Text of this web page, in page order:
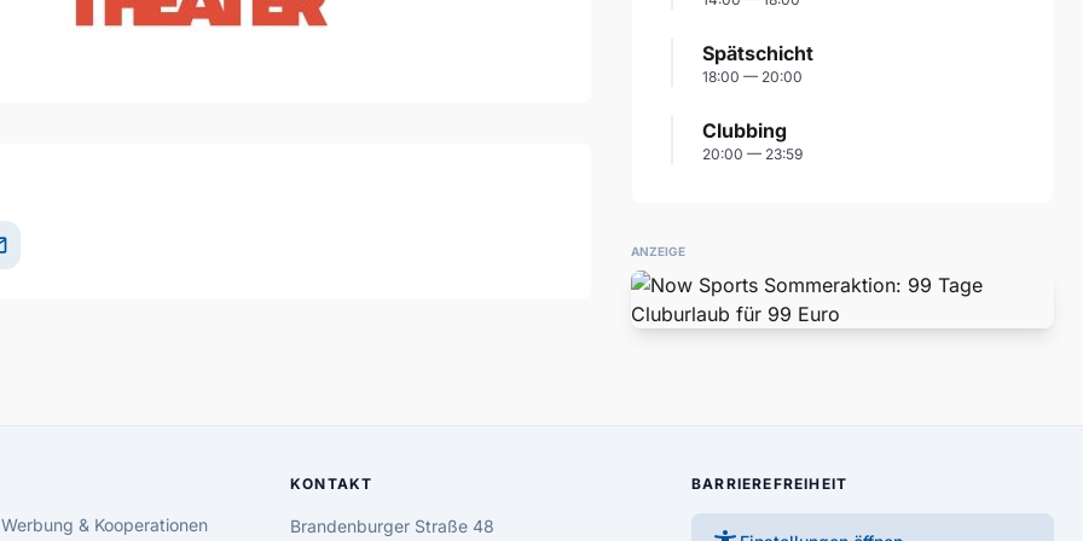
Spätschicht
18:00 — 20:00
Clubbing
20:00 — 23:59
ANZEIGE
& Kooperationen
KONTAKT
Brandenburger Straße 48
BARRIEREFREIHEIT